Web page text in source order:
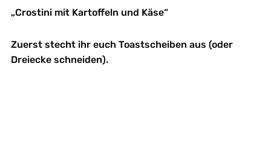
„Crostini mit Kartoffeln und Käse“
Zuerst stecht ihr euch Toastscheiben aus (oder
Dreiecke schneiden).